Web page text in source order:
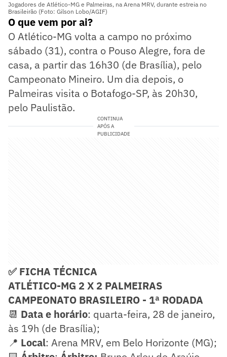
Jogadores de Atlético-MG e Palmeiras, na Arena MRV, durante estreia no
Brasileirão (Foto: Gilson Lobo/AGIF)
O que vem por ai?
O Atlético-MG volta a campo no próximo
sábado (31), contra o Pouso Alegre, fora de
casa, a partir das 16h30 (de Brasília), pelo
Campeonato Mineiro. Um dia depois, o
Palmeiras visita o Botafogo-SP, às 20h30,
pelo Paulistão.
CONTINUA
APÓS A
PUBLICIDADE
✅ FICHA TÉCNICA
ATLÉTICO-MG 2 X 2 PALMEIRAS
CAMPEONATO BRASILEIRO - 1ª RODADA
📆 Data e horário: quarta-feira, 28 de janeiro,
às 19h (de Brasília);
📍 Local: Arena MRV, em Belo Horizonte (MG);